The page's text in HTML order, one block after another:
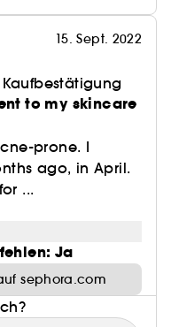
15. Sept. 2022
to my skincare
prone. I
ago, in April.
...
Ja
sephora.com